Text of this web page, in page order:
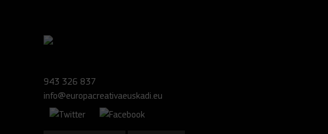
943 326 837
info@europacreativaeuskadi.eu